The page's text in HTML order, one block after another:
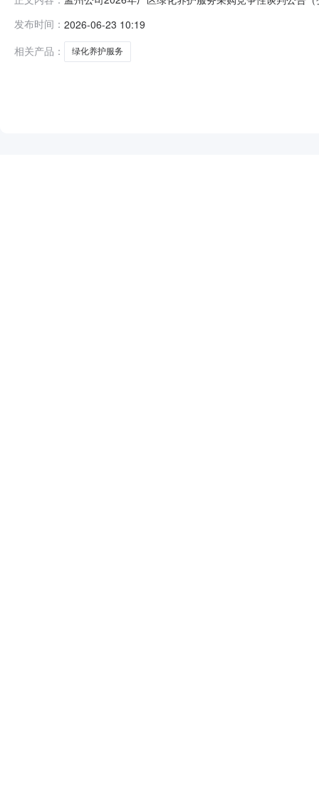
18639138823八、竞谈方式：公开竞争性谈判具体规格
部区域管
发布时间： 2026-06-23 10:19
相关产品：
绿化养护服务